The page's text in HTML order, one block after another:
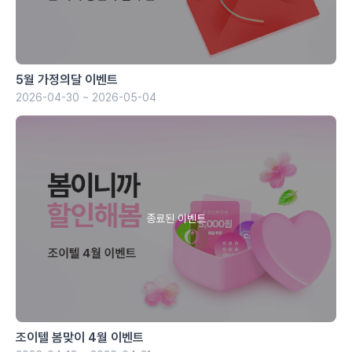
5월 가정의달 이벤트
2026-04-30 ~ 2026-05-04
조이텔 봄맞이 4월 이벤트